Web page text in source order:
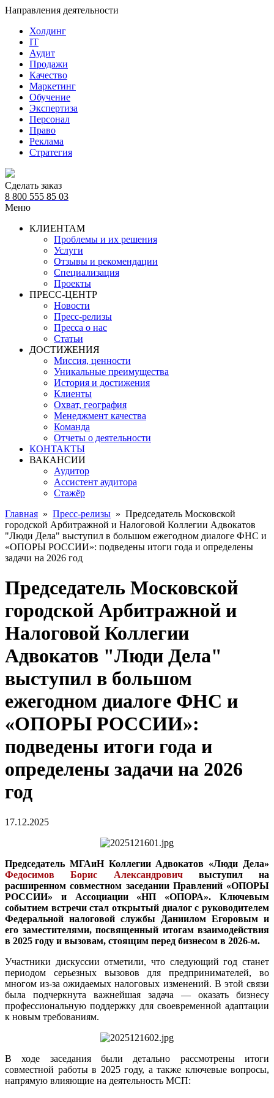
Направления деятельности
Холдинг
IT
Аудит
Продажи
Качество
Маркетинг
Обучение
Экспертиза
Персонал
Право
Реклама
Стратегия
Сделать заказ
8 800 555 85 03
Меню
КЛИЕНТАМ
Проблемы и их решения
Услуги
Отзывы и рекомендации
Специализация
Проекты
ПРЕСС-ЦЕНТР
Новости
Пресс-релизы
Пресса о нас
Статьи
ДОСТИЖЕНИЯ
Миссия, ценности
Уникальные преимущества
История и достижения
Клиенты
Охват, география
Менеджмент качества
Команда
Отчеты о деятельности
КОНТАКТЫ
ВАКАНСИИ
Аудитор
Ассистент аудитора
Стажёр
Главная » Пресс-релизы » Председатель Московской
городской Арбитражной и Налоговой Коллегии Адвокатов
"Люди Дела" выступил в большом ежегодном диалоге ФНС и
«ОПОРЫ РОССИИ»: подведены итоги года и определены
задачи на 2026 год
Председатель Московской
городской Арбитражной и
Налоговой Коллегии
Адвокатов "Люди Дела"
выступил в большом
ежегодном диалоге ФНС и
«ОПОРЫ РОССИИ»:
подведены итоги года и
определены задачи на 2026
год
17.12.2025
Председатель МГАиН Коллегии Адвокатов «Люди Дела»
Федосимов Борис Александровичвыступил на
расширенном совместном заседании Правлений «ОПОРЫ
РОССИИ» и Ассоциации «НП «ОПОРА». Ключевым
событием встречи стал открытый диалог с руководителем
Федеральной налоговой службы Даниилом Егоровым и
его заместителями, посвященный итогам взаимодействия
в 2025 году и вызовам, стоящим перед бизнесом в 2026-м.
Участники дискуссии отметили, что следующий год станет
периодом серьезных вызовов для предпринимателей, во
многом из-за ожидаемых налоговых изменений. В этой связи
была подчеркнута важнейшая задача — оказать бизнесу
профессиональную поддержку для своевременной адаптации
к новым требованиям.
В ходе заседания были детально рассмотрены итоги
совместной работы в 2025 году, а также ключевые вопросы,
напрямую влияющие на деятельность МСП: